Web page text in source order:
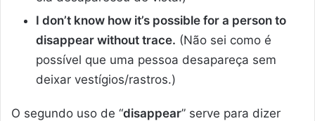
I don’t know how it’s possible for a person to
disappear without trace. (Não sei como é
possível que uma pessoa desapareça sem
deixar vestígios/rastros.)
O segundo uso de “disappear” serve para dizer